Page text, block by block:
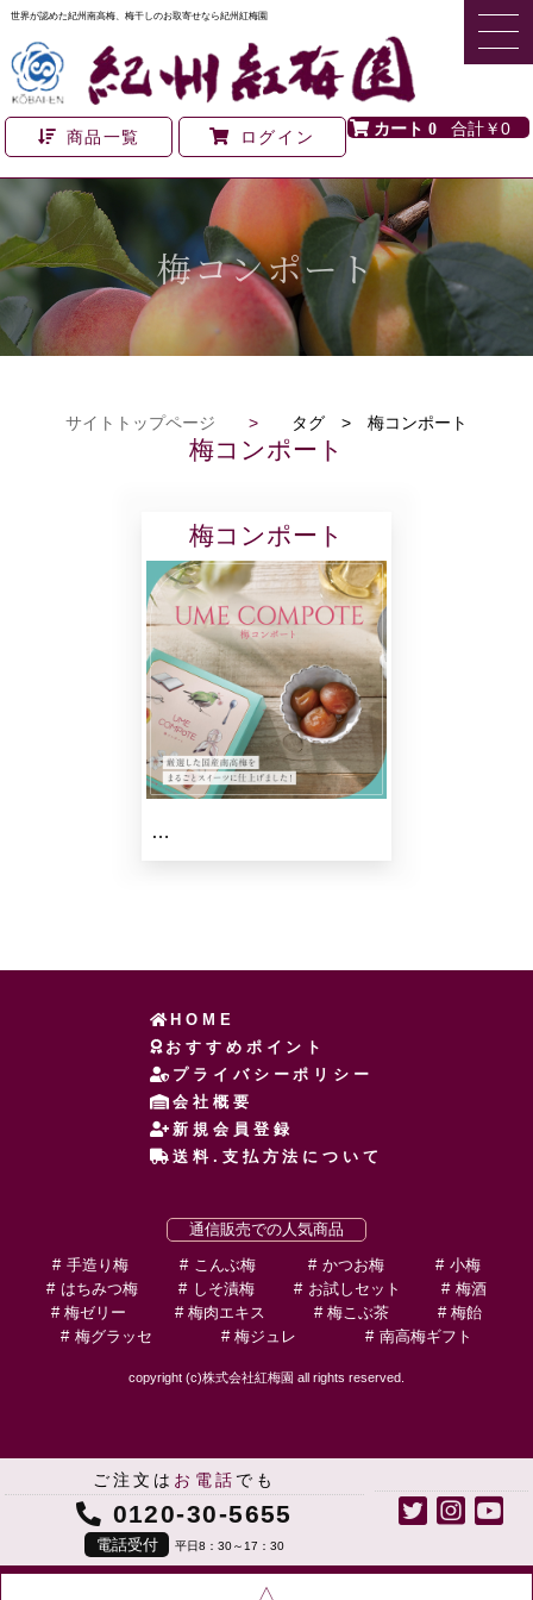
世界が認めた紀州南高梅、梅干しのお取寄せなら紀州紅梅園
商品一覧 ログイン 0 ￥0
ご注文は お電話 でも
0120-30-5655
電話受付 平日8：30～17：30
梅コンポート
サイトトップページ > タグ > 梅コンポート
梅コンポート
梅コンポート
…
HOME
おすすめポイント
プライバシーポリシー
会社概要
新規会員登録
送料.支払方法について
通信販売での人気商品
手造り梅
こんぶ梅 かつお梅
小梅
はちみつ梅
しそ漬梅 お試しセット
梅酒
梅ゼリー
梅肉エキス 梅こぶ茶
梅飴
梅グラッセ
梅ジュレ 南高梅ギフト
copyright (c)株式会社紅梅園 all rights reserved.
△